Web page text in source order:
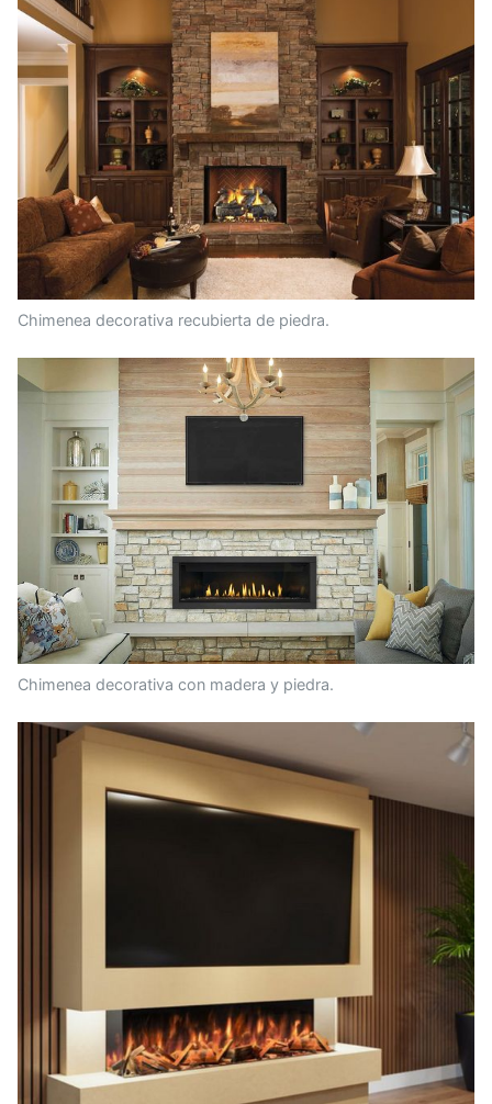
Chimenea decorativa recubierta de piedra.
Chimenea decorativa con madera y piedra.